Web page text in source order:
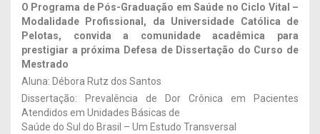
O Programa de Pós-Graduação em Saúde no Ciclo Vital –
Modalidade Profissional, da Universidade Católica de
Pelotas, convida a comunidade acadêmica para
prestigiar a próxima Defesa de Dissertação do Curso de
Mestrado
Aluna: Débora Rutz dos Santos
Dissertação: Prevalência de Dor Crônica em Pacientes
Atendidos em Unidades Básicas de
Saúde do Sul do Brasil – Um Estudo Transversal